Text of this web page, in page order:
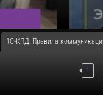
1С-КПД: Правила
1